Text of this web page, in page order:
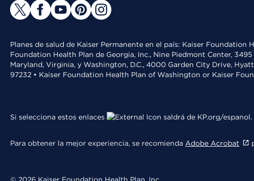
Planes de salud de Kaiser Permanente en el país: Kaiser
Foundation Health Plan de Georgia, Inc., Nine Piedmont Center,
Maryland, Virginia, y Washington, D.C., 4000 Garden City Drive,
97232 • Kaiser Foundation Health Plan of Washington or Kaiser
Si selecciona estos enlaces saldrá de KP.org/
Para obtener la mejor experiencia, se recomienda Adobe Acrobat